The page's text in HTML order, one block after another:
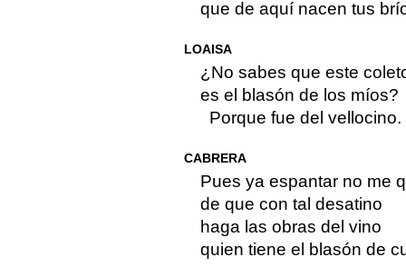
que de aquí nacen tus
LOAISA
¿No sabes que este
es el blasón de los míos?
Porque fue del vellocino.
CABRERA
Pues ya espantar no me
de que con tal desatino
haga las obras del vino
quien tiene el blasón de